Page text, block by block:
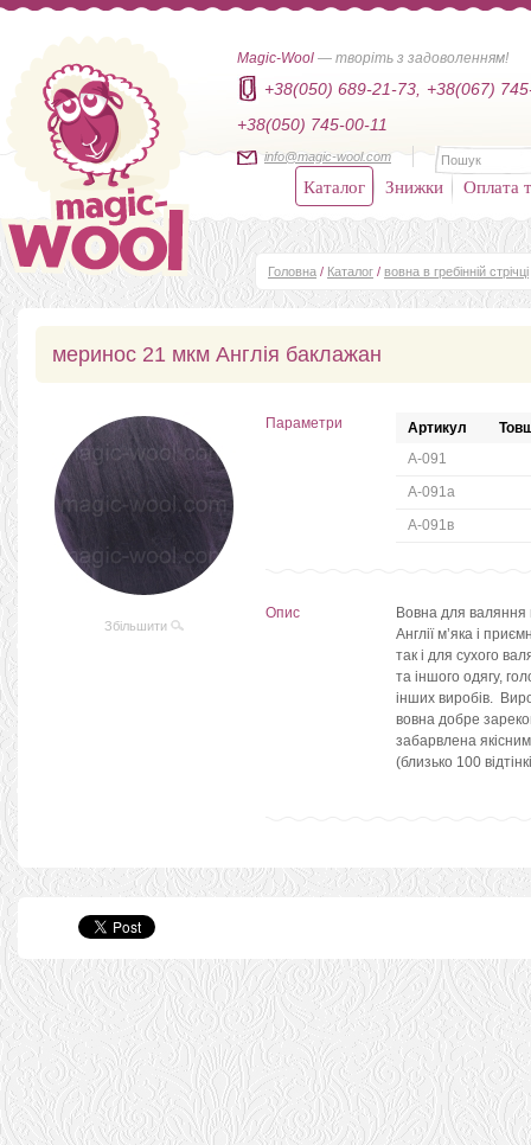
Magic-Wool — творіть з задоволенням!
+38(050) 689-21-73,
+38(067)
+38(050) 745-00-11
info@magic-wool.com
Каталог Знижки Оплата
Головна / Каталог / вовна в гребінній стрічці
меринос 21 мкм Англія баклажан
Збільшити
Параметри Артикул
А-091
А-091а
А-091в
Опис
Вовна для
Англії м’яка і
так і для сухого
та іншого одягу,
інших виробів.
вовна добре
забарвлена
(близько 100